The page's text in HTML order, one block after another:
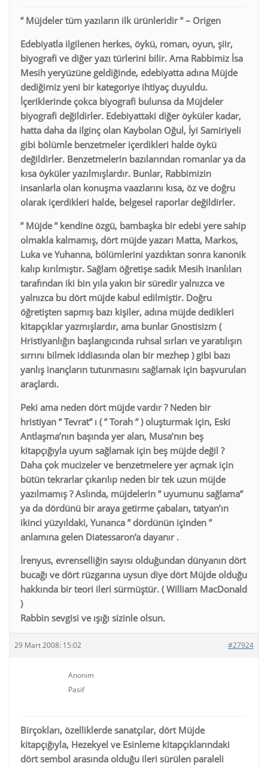
” Müjdeler tüm yazıların ilk ürünleridir ” – Origen
Edebiyatla ilgilenen herkes, öykü, roman, oyun, şiir,
biyografi ve diğer yazı türlerini bilir. Ama Rabbimiz İsa
Mesih yeryüzüne geldiğinde, edebiyatta adına Müjde
dediğimiz yeni bir kategoriye ihtiyaç duyuldu.
İçeriklerinde çokca biyografi bulunsa da Müjdeler
biyografi değildirler. Edebiyattaki diğer öyküler kadar,
hatta daha da ilginç olan Kaybolan Oğul, İyi Samiriyeli
gibi bölümle benzetmeler içerdikleri halde öykü
değildirler. Benzetmelerin bazılarından romanlar ya da
kısa öyküler yazılmışlardır. Bunlar, Rabbimizin
insanlarla olan konuşma vaazlarını kısa, öz ve doğru
olarak içerdikleri halde, belgesel raporlar değildirler.
” Müjde ” kendine özgü, bambaşka bir edebi yere sahip
olmakla kalmamış, dört müjde yazarı Matta, Markos,
Luka ve Yuhanna, bölümlerini yazdıktan sonra kanonik
kalıp kırılmıştır. Sağlam öğretişe sadık Mesih inanlıları
tarafından iki bin yıla yakın bir süredir yalnızca ve
yalnızca bu dört müjde kabul edilmiştir. Doğru
öğretişten sapmış bazı kişiler, adına müjde dedikleri
kitapçıklar yazmışlardır, ama bunlar Gnostisizm (
Hristiyanlığın başlangıcında ruhsal sırları ve yaratılışın
sırrını bilmek iddiasında olan bir mezhep ) gibi bazı
yanlış inançların tutunmasını sağlamak için başvurulan
araçlardı.
Peki ama neden dört müjde vardır ? Neden bir
hristiyan ” Tevrat” ı ( ” Torah ” ) oluşturmak için, Eski
Antlaşma’nın başında yer alan, Musa’nın beş
kitapçığıyla uyum sağlamak için beş müjde değil ?
Daha çok mucizeler ve benzetmelere yer açmak için
bütün tekrarlar çıkarılıp neden bir tek uzun müjde
yazılmamış ? Aslında, müjdelerin ” uyumunu sağlama”
ya da dördünü bir araya getirme çabaları, tatyan’ın
ikinci yüzyıldaki, Yunanca ” dördünün içinden ”
anlamına gelen Diatessaron’a dayanır .
İrenyus, evrenselliğin sayısı olduğundan dünyanın dört
bucağı ve dört rüzgarına uysun diye dört Müjde olduğu
hakkında bir teori ileri sürmüştür. ( William MacDonald
)
Rabbin sevgisi ve ışığı sizinle olsun.
29 Mart 2008: 15:02 #27924
Anonim
Pasif
Birçokları, özelliklerde sanatçılar, dört Müjde
kitapçığıyla, Hezekyel ve Esinleme kitapçıklarındaki
dört sembol arasında olduğu ileri sürülen paraleli